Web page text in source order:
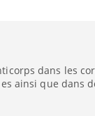
dans les
ainsi que dans